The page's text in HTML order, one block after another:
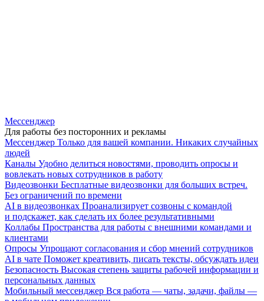
Мессенджер
Для работы без посторонних и рекламы
Мессенджер Только для вашей компании. Никаких случайных
людей
Каналы Удобно делиться новостями, проводить опросы и
вовлекать новых сотрудников в работу
Видеозвонки Бесплатные видеозвонки для больших встреч.
Без ограничений по времени
AI в видеозвонках Проанализирует созвоны с командой
и подскажет, как сделать их более результативными
Коллабы Пространства для работы с внешними командами и
клиентами
Опросы Упрощают согласования и сбор мнений сотрудников
AI в чате Поможет креативить, писать тексты, обсуждать идеи
Безопасность Высокая степень защиты рабочей информации и
персональных данных
Мобильный мессенджер Вся работа — чаты, задачи, файлы —